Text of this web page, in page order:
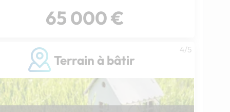
65 000 €
Terrain à bâtir
4/5